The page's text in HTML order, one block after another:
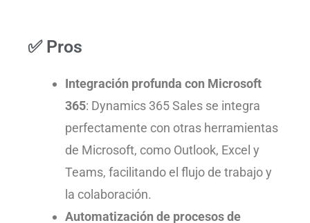
✅ Pros
Integración profunda con Microsoft
365: Dynamics 365 Sales se integra
perfectamente con otras herramientas
de Microsoft, como Outlook, Excel y
Teams, facilitando el flujo de trabajo y
la colaboración.
Automatización de procesos de